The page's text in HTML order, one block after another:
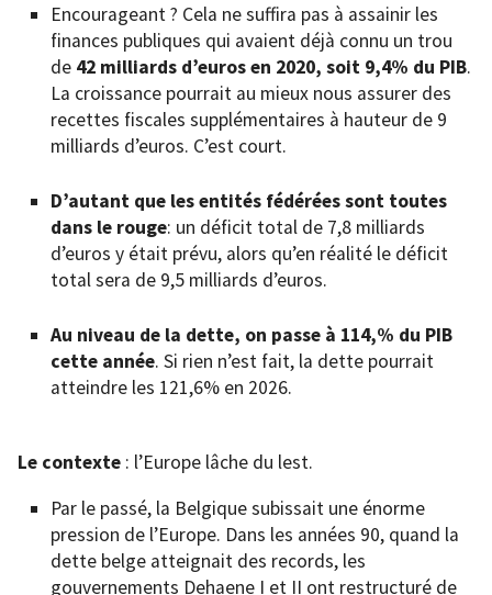
Encourageant ? Cela ne suffira pas à assainir les
finances publiques qui avaient déjà connu un trou
de 42 milliards d’euros en 2020, soit 9,4% du PIB.
La croissance pourrait au mieux nous assurer des
recettes fiscales supplémentaires à hauteur de 9
milliards d’euros. C’est court.
D’autant que les entités fédérées sont toutes
dans le rouge: un déficit total de 7,8 milliards
d’euros y était prévu, alors qu’en réalité le déficit
total sera de 9,5 milliards d’euros.
Au niveau de la dette, on passe à 114,% du PIB
cette année. Si rien n’est fait, la dette pourrait
atteindre les 121,6% en 2026.
Le contexte : l’Europe lâche du lest.
Par le passé, la Belgique subissait une énorme
pression de l’Europe. Dans les années 90, quand la
dette belge atteignait des records, les
gouvernements Dehaene I et II ont restructuré de